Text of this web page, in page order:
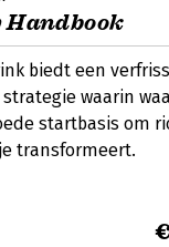
Handbook
biedt een
waarin
startbasis om
transformeert.